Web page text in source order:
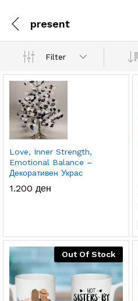
present
Filter
Love, Inner Strength,
Emotional Balance –
Декоративен Украс
1.200 ден
Out Of Stock